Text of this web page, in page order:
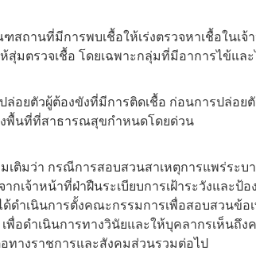
สถานที่มีการพบเชื้อให้เร่งตรวจหาเชื้อในเจ้
สุ่มตรวจเชื้อ โดยเฉพาะกลุ่มที่มีอาการไข้แล
อยตัวผู้ต้องขังที่มีการติดเชื้อ ก่อนการปล่อ
งพื้นที่ที่สาธารณสุขกำหนดโดยด่วน
เติมว่า กรณีการสอบสวนสาเหตุการแพร่ระบ
จากเจ้าหน้าที่ฝ่าฝืนระเบียบการเฝ้าระวังแล
ำเนินการตั้งคณะกรรมการเพื่อสอบสวนข้อ
เพื่อดำเนินการทางวินัยและให้บุคลากรเห็น
ทางราชการและสังคมส่วนรวมต่อไป